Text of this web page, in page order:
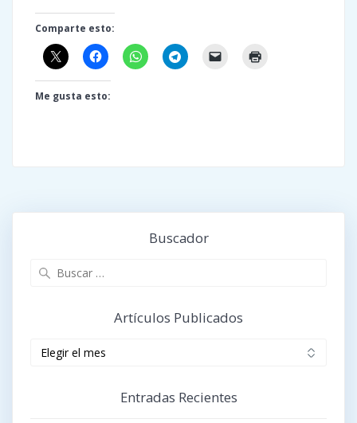
Comparte esto:
Me gusta esto:
Buscador
Artículos Publicados
Entradas Recientes